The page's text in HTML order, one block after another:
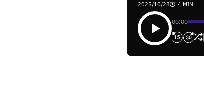
2025/10/28 4 MIN.
00:00